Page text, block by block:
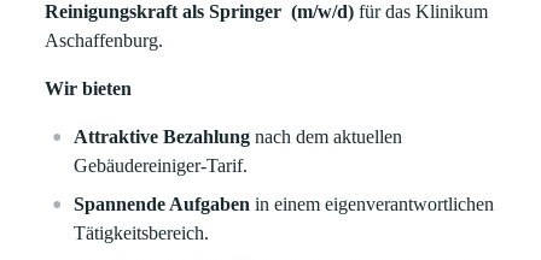
Reinigungskraft als Springer (m/w/d) für das Klinikum
Aschaffenburg.
Wir bieten
Attraktive Bezahlung nach dem aktuellen
Gebäudereiniger-Tarif.
Spannende Aufgaben in einem eigenverantwortlichen
Tätigkeitsbereich.